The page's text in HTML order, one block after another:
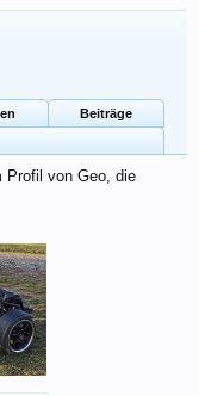
Beiträge
Profil von Geo, die